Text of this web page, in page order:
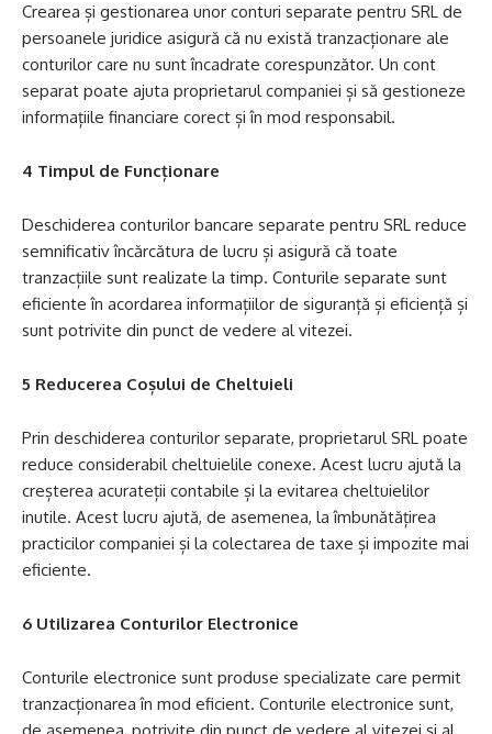
Crearea și gestionarea unor conturi separate pentru SRL de
persoanele juridice asigură că nu există tranzacționare ale
conturilor care nu sunt încadrate corespunzător. Un cont
separat poate ajuta proprietarul companiei și să gestioneze
informațiile financiare corect și în mod responsabil.
4 Timpul de Funcționare
Deschiderea conturilor bancare separate pentru SRL reduce
semnificativ încărcătura de lucru și asigură că toate
tranzacțiile sunt realizate la timp. Conturile separate sunt
eficiente în acordarea informațiilor de siguranță și eficiență și
sunt potrivite din punct de vedere al vitezei.
5 Reducerea Coșului de Cheltuieli
Prin deschiderea conturilor separate, proprietarul SRL poate
reduce considerabil cheltuielile conexe. Acest lucru ajută la
creșterea acurateții contabile și la evitarea cheltuielilor
inutile. Acest lucru ajută, de asemenea, la îmbunătățirea
practicilor companiei și la colectarea de taxe și impozite mai
eficiente.
6 Utilizarea Conturilor Electronice
Conturile electronice sunt produse specializate care permit
tranzacționarea în mod eficient. Conturile electronice sunt,